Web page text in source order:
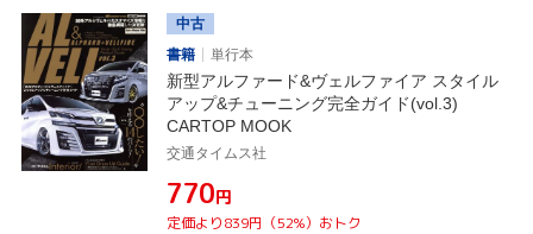
中古
書籍
単行本
新型アルファード&ヴェルファイア スタイル
アップ&チューニング完全ガイド(vol.3)
CARTOP MOOK
交通タイムス社
¥770円
定価より839円（52%）おトク